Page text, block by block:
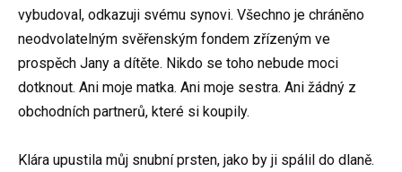
vybudoval, odkazuji svému synovi. Všechno je chráněno
neodvolatelným svěřenským fondem zřízeným ve
prospěch Jany a dítěte. Nikdo se toho nebude moci
dotknout. Ani moje matka. Ani moje sestra. Ani žádný z
obchodních partnerů, které si koupily.
Klára upustila můj snubní prsten, jako by ji spálil do dlaně.